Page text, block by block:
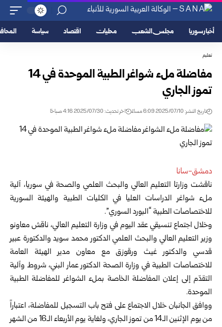
أخبار سوريا مجلس الشعب محليات اقتصاد سياسة
تعليم
مفاضلة ملء شواغر الطبية الموحدة في 14
تموز الجاري
تاريخ النشر: 2025/07/10 6:09 مساءً اخر تحديث: 2025/07/30 4:16 صباحًا
دمشق-سانا
ناقشت وزارتا التعليم العالي والبحث العلمي والصحة في سوريا، آلية
ملء شواغر الدراسات العليا في الكليات الطبية والهيئة السورية
للاختصاصات الطبية “البورد السوري”.
وخلال اجتماع تنسيقي عقد اليوم في وزارة التعليم العالي، ناقش معاونو
وزير التعليم العالي والبحث العلمي الدكتور محمد سويد والدكتورة عبير
قدسي والدكتور غيث ورقوزق مع معاون مدير الهيئة العامة
للاختصاصات الطبية في وزارة الصحة الدكتور عمار البني، شروط وآلية
التقدّم إلى إعلان المفاضلة الخاصة بملء الشواغر للمفاضلة الطبية
الموحدة.
ووافق الجانبان خلال الاجتماع على فتح باب التسجيل للمفاضلة، اعتباراً
من يوم الإثنين الـ14 من تموز الجاري، ولغاية يوم الأربعاء الـ16 من الشهر